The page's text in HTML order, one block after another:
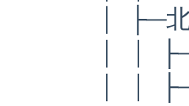
│ ├─
│ │ ├─
│ │ ├─